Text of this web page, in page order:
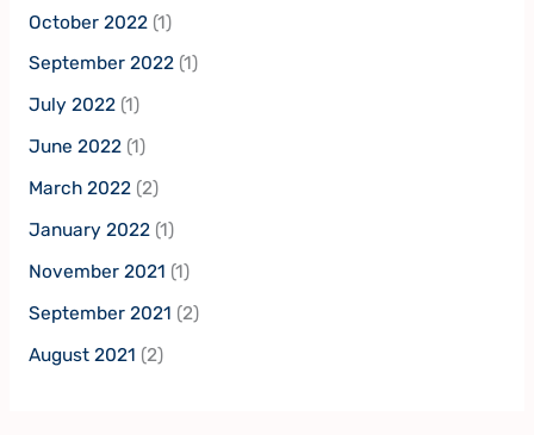
October 2022 (1)
September 2022(1)
July 2022(1)
June 2022(1)
March 2022(2)
January 2022(1)
November 2021 (1)
September 2021 (2)
August 2021 (2)